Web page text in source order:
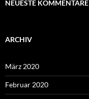
NEUESTE KOMMENTARE
ARCHIV
März 2020
Februar 2020